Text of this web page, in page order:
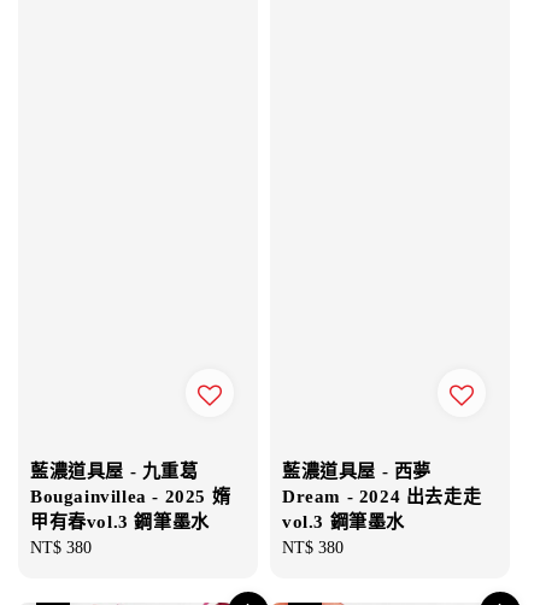
藍濃道具屋 - 九重葛
Bougainvillea - 2025 媠
甲有春vol.3 鋼筆墨水
Regular
NT$ 380
藍濃道具屋 - 西夢
Dream - 2024 出去走走
vol.3 鋼筆墨水
Regular
NT$ 380